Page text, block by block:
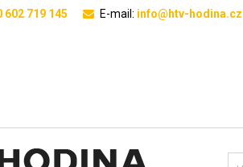
602 719 145 E-mail: info@htv-hodina.cz